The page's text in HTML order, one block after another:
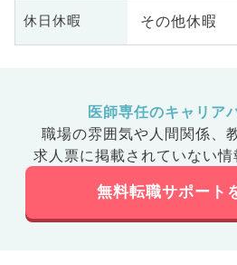
休日休暇 その他休暇
医師専任のキャリア
職場の雰囲気や人間関係、
求人票に掲載されていない情
無料転職サポート